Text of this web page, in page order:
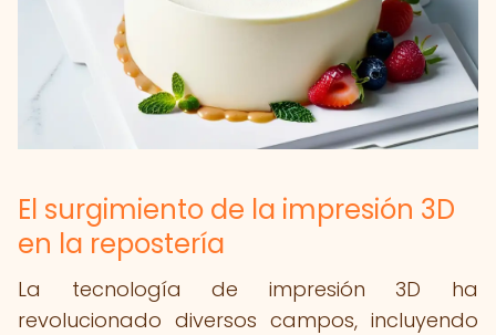
El surgimiento de la impresión 3D
en la repostería
La tecnología de impresión 3D ha
revolucionado diversos campos, incluyendo